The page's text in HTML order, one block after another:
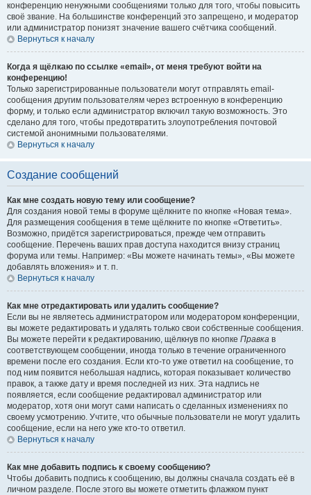
конференцию ненужными сообщениями только для того, чтобы повысить
своё звание. На большинстве конференций это запрещено, и модератор
или администратор понизят значение вашего счётчика сообщений.
Вернуться к началу
Когда я щёлкаю по ссылке «email», от меня требуют войти на
конференцию!
Только зарегистрированные пользователи могут отправлять email-
сообщения другим пользователям через встроенную в конференцию
форму, и только если администратор включил такую возможность. Это
сделано для того, чтобы предотвратить злоупотребления почтовой
системой анонимными пользователями.
Вернуться к началу
Создание сообщений
Как мне создать новую тему или сообщение?
Для создания новой темы в форуме щёлкните по кнопке «Новая тема».
Для размещения сообщения в теме щёлкните по кнопке «Ответить».
Возможно, придётся зарегистрироваться, прежде чем отправить
сообщение. Перечень ваших прав доступа находится внизу страниц
форума или темы. Например: «Вы можете начинать темы», «Вы можете
добавлять вложения» и т. п.
Вернуться к началу
Как мне отредактировать или удалить сообщение?
Если вы не являетесь администратором или модератором конференции,
вы можете редактировать и удалять только свои собственные сообщения.
Вы можете перейти к редактированию, щёлкнув по кнопке Правка в
соответствующем сообщении, иногда только в течение ограниченного
времени после его создания. Если кто-то уже ответил на сообщение, то
под ним появится небольшая надпись, которая показывает количество
правок, а также дату и время последней из них. Эта надпись не
появляется, если сообщение редактировал администратор или
модератор, хотя они могут сами написать о сделанных изменениях по
своему усмотрению. Учтите, что обычные пользователи не могут удалить
сообщение, если на него уже кто-то ответил.
Вернуться к началу
Как мне добавить подпись к своему сообщению?
Чтобы добавить подпись к сообщению, вы должны сначала создать её в
личном разделе. После этого вы можете отметить флажком пункт